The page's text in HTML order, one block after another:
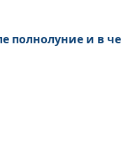
полнолуние и в